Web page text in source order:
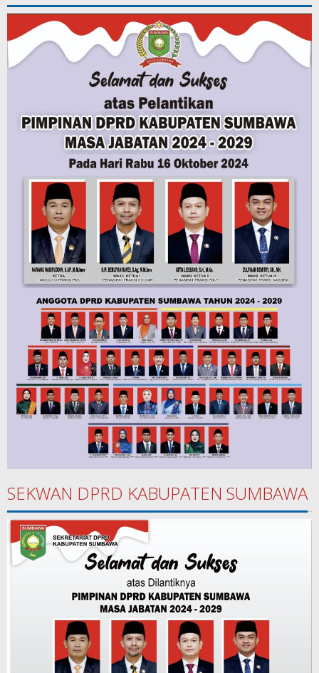
SEKWAN DPRD KABUPATEN SUMBAWA